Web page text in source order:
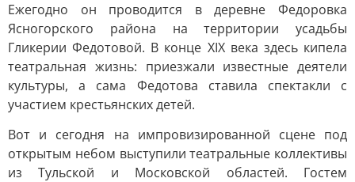
Ежегодно он проводится в деревне Федоровка
Ясногорского района на территории усадьбы
Гликерии Федотовой. В конце XIX века здесь кипела
театральная жизнь: приезжали известные деятели
культуры, а сама Федотова ставила спектакли с
участием крестьянских детей.
Вот и сегодня на импровизированной сцене под
открытым небом выступили театральные коллективы
из Тульской и Московской областей. Гостем